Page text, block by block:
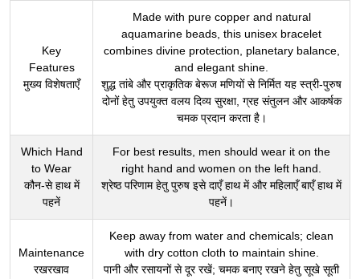
Key
Features
मुख्य विशेषताएँ
Made with pure copper and natural
aquamarine beads, this unisex bracelet
combines divine protection, planetary balance,
and elegant shine.
शुद्ध तांबे और प्राकृतिक बेरूज मणियों से निर्मित यह स्त्री-पुरुष
दोनों हेतु उपयुक्त वलय दिव्य सुरक्षा, ग्रह संतुलन और आकर्षक
चमक प्रदान करता है।
Which Hand
to Wear
कौन-से हाथ में
पहनें
For best results, men should wear it on the
right hand and women on the left hand.
श्रेष्ठ परिणाम हेतु पुरुष इसे दाएँ हाथ में और महिलाएँ बाएँ हाथ में
पहनें।
Maintenance
रखरखाव
Keep away from water and chemicals; clean
with dry cotton cloth to maintain shine.
पानी और रसायनों से दूर रखें; चमक बनाए रखने हेतु सूखे सूती